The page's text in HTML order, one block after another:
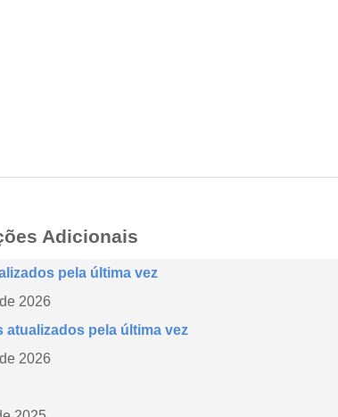
Adicionais
pela última vez
2026
atualizados pela última vez
2026